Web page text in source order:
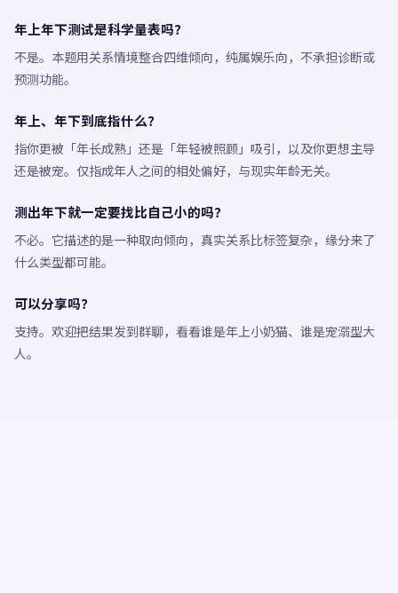
年上年下测试是科学量表吗？
不是。本题用关系情境整合四维倾向，纯属娱乐向，不承担诊断或
预测功能。
年上、年下到底指什么？
指你更被「年长成熟」还是「年轻被照顾」吸引，以及你更想主导
还是被宠。仅指成年人之间的相处偏好，与现实年龄无关。
测出年下就一定要找比自己小的吗？
不必。它描述的是一种取向倾向，真实关系比标签复杂，缘分来了
什么类型都可能。
可以分享吗？
支持。欢迎把结果发到群聊，看看谁是年上小奶猫、谁是宠溺型大
人。